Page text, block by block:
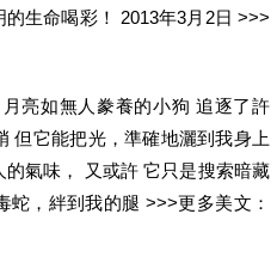
生命喝彩！ 2013年3月2日 >>>
亮如無人豢養的小狗 追逐了許
但它能把光，準確地灑到我身上
氣味， 又或許 它只是搜索暗藏
，絆到我的腿 >>>更多美文：